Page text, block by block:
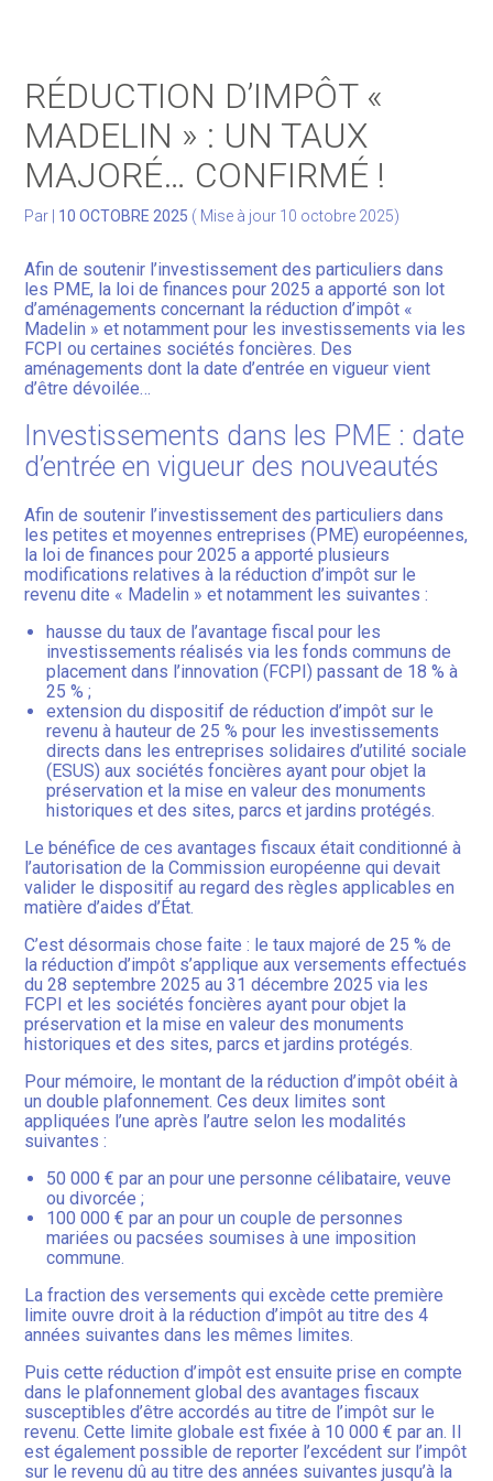
Gérer votre patrimoine
Facturation Électronique
RÉDUCTION D’IMPÔT «
MADELIN » : UN TAUX
MAJORÉ… CONFIRMÉ !
Par 10 OCTOBRE 2025 ( Mise à jour 10 octobre 2025)
Afin de soutenir l’investissement des particuliers dans
les PME, la loi de finances pour 2025 a apporté son lot
d’aménagements concernant la réduction d’impôt «
Madelin » et notamment pour les investissements via les
FCPI ou certaines sociétés foncières. Des
aménagements dont la date d’entrée en vigueur vient
d’être dévoilée…
Investissements dans les PME : date
d’entrée en vigueur des nouveautés
Afin de soutenir l’investissement des particuliers dans
les petites et moyennes entreprises (PME) européennes,
la loi de finances pour 2025 a apporté plusieurs
modifications relatives à la réduction d’impôt sur le
revenu dite « Madelin » et notamment les suivantes :
hausse du taux de l’avantage fiscal pour les
investissements réalisés via les fonds communs de
placement dans l’innovation (FCPI) passant de 18 % à
25 % ;
extension du dispositif de réduction d’impôt sur le
revenu à hauteur de 25 % pour les investissements
directs dans les entreprises solidaires d’utilité sociale
(ESUS) aux sociétés foncières ayant pour objet la
préservation et la mise en valeur des monuments
historiques et des sites, parcs et jardins protégés.
Le bénéfice de ces avantages fiscaux était conditionné à
l’autorisation de la Commission européenne qui devait
valider le dispositif au regard des règles applicables en
matière d’aides d’État.
C’est désormais chose faite : le taux majoré de 25 % de
la réduction d’impôt s’applique aux versements effectués
du 28 septembre 2025 au 31 décembre 2025 via les
FCPI et les sociétés foncières ayant pour objet la
préservation et la mise en valeur des monuments
historiques et des sites, parcs et jardins protégés.
Pour mémoire, le montant de la réduction d’impôt obéit à
un double plafonnement. Ces deux limites sont
appliquées l’une après l’autre selon les modalités
suivantes :
50 000 € par an pour une personne célibataire, veuve
ou divorcée ;
100 000 € par an pour un couple de personnes
mariées ou pacsées soumises à une imposition
commune.
La fraction des versements qui excède cette première
limite ouvre droit à la réduction d’impôt au titre des 4
années suivantes dans les mêmes limites.
Puis cette réduction d’impôt est ensuite prise en compte
dans le plafonnement global des avantages fiscaux
susceptibles d’être accordés au titre de l’impôt sur le
revenu. Cette limite globale est fixée à 10 000 € par an. Il
est également possible de reporter l’excédent sur l’impôt
sur le revenu dû au titre des années suivantes jusqu’à la